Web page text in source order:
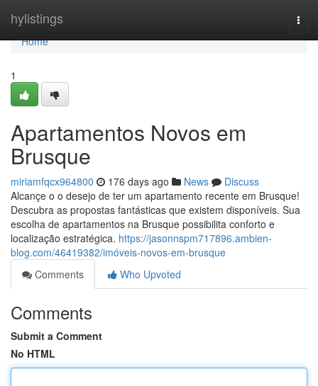
hylistings
Home
Home
1
Apartamentos Novos em
Brusque
miriamfqcx964800 176 days ago News
Discuss
Alcançe o o desejo de ter um apartamento recente em Brusque!
Descubra as propostas fantásticas que existem disponíveis. Sua
escolha de apartamentos na Brusque possibilita conforto e
localização estratégica. https://jasonnspm717896.ambien-
blog.com/46419382/imóveis-novos-em-brusque
Comments
Who Upvoted
Comments
Submit a Comment
No HTML